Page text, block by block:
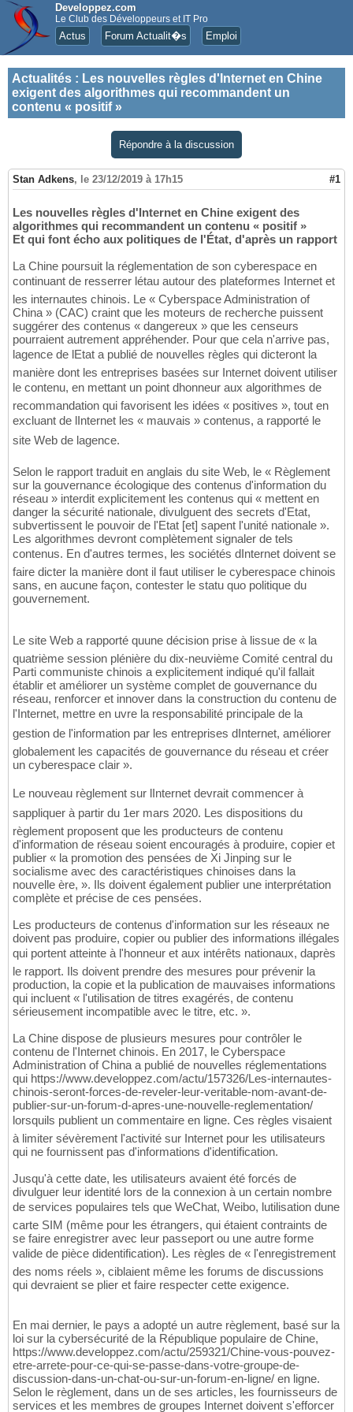
Developpez.com
Le Club des Développeurs et IT Pro
Actus Forum Actualit�s Emploi
Actualités : Les nouvelles règles d'Internet en Chine
exigent des algorithmes qui recommandent un
contenu « positif »
Répondre à la discussion
Stan Adkens, le 23/12/2019 à 17h15 #1
Les nouvelles règles d'Internet en Chine exigent des
algorithmes qui recommandent un contenu « positif »
Et qui font écho aux politiques de l'État, d'après un rapport
La Chine poursuit la réglementation de son cyberespace en
continuant de resserrer létau autour des plateformes Internet et
les internautes chinois. Le « Cyberspace Administration of
China » (CAC) craint que les moteurs de recherche puissent
suggérer des contenus « dangereux » que les censeurs
pourraient autrement appréhender. Pour que cela n'arrive pas,
lagence de lEtat a publié de nouvelles règles qui dicteront la
manière dont les entreprises basées sur Internet doivent utiliser
le contenu, en mettant un point dhonneur aux algorithmes de
recommandation qui favorisent les idées « positives », tout en
excluant de lInternet les « mauvais » contenus, a rapporté le
site Web de lagence.
Selon le rapport traduit en anglais du site Web, le « Règlement
sur la gouvernance écologique des contenus d'information du
réseau » interdit explicitement les contenus qui « mettent en
danger la sécurité nationale, divulguent des secrets d'Etat,
subvertissent le pouvoir de l'Etat [et] sapent l'unité nationale ».
Les algorithmes devront complètement signaler de tels
contenus. En d'autres termes, les sociétés dInternet doivent se
faire dicter la manière dont il faut utiliser le cyberespace chinois
sans, en aucune façon, contester le statu quo politique du
gouvernement.
Le site Web a rapporté quune décision prise à lissue de « la
quatrième session plénière du dix-neuvième Comité central du
Parti communiste chinois a explicitement indiqué qu'il fallait
établir et améliorer un système complet de gouvernance du
réseau, renforcer et innover dans la construction du contenu de
l'Internet, mettre en uvre la responsabilité principale de la
gestion de l'information par les entreprises dInternet, améliorer
globalement les capacités de gouvernance du réseau et créer
un cyberespace clair ».
Le nouveau règlement sur lInternet devrait commencer à
sappliquer à partir du 1er mars 2020. Les dispositions du
règlement proposent que les producteurs de contenu
d'information de réseau soient encouragés à produire, copier et
publier « la promotion des pensées de Xi Jinping sur le
socialisme avec des caractéristiques chinoises dans la
nouvelle ère, ». Ils doivent également publier une interprétation
complète et précise de ces pensées.
Les producteurs de contenus d'information sur les réseaux ne
doivent pas produire, copier ou publier des informations illégales
qui portent atteinte à l'honneur et aux intérêts nationaux, daprès
le rapport. Ils doivent prendre des mesures pour prévenir la
production, la copie et la publication de mauvaises informations
qui incluent « l'utilisation de titres exagérés, de contenu
sérieusement incompatible avec le titre, etc. ».
La Chine dispose de plusieurs mesures pour contrôler le
contenu de l'Internet chinois. En 2017, le Cyberspace
Administration of China a publié de nouvelles réglementations
qui https://www.developpez.com/actu/157326/Les-internautes-
chinois-seront-forces-de-reveler-leur-veritable-nom-avant-de-
publier-sur-un-forum-d-apres-une-nouvelle-reglementation/
lorsquils publient un commentaire en ligne. Ces règles visaient
à limiter sévèrement l'activité sur Internet pour les utilisateurs
qui ne fournissent pas d'informations d'identification.
Jusqu'à cette date, les utilisateurs avaient été forcés de
divulguer leur identité lors de la connexion à un certain nombre
de services populaires tels que WeChat, Weibo, lutilisation dune
carte SIM (même pour les étrangers, qui étaient contraints de
se faire enregistrer avec leur passeport ou une autre forme
valide de pièce didentification). Les règles de « l'enregistrement
des noms réels », ciblaient même les forums de discussions
qui devraient se plier et faire respecter cette exigence.
En mai dernier, le pays a adopté un autre règlement, basé sur la
loi sur la cybersécurité de la République populaire de Chine,
https://www.developpez.com/actu/259321/Chine-vous-pouvez-
etre-arrete-pour-ce-qui-se-passe-dans-votre-groupe-de-
discussion-dans-un-chat-ou-sur-un-forum-en-ligne/ en ligne.
Selon le règlement, dans un de ses articles, les fournisseurs de
services et les membres de groupes Internet doivent s'efforcer